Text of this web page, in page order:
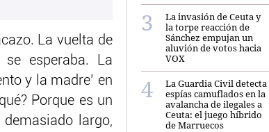
La vuelta de
esperaba. La
y la madre’ en
Porque es un
largo,
La invasión de Ceuta y
la torpe reacción de
Sánchez empujan un
aluvión de votos hacia
VOX
La Guardia Civil detecta
espías camuflados en la
avalancha de ilegales a
Ceuta: el juego híbrido
de Marruecos